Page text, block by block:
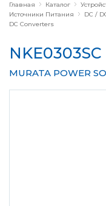
Главная Каталог
Источники Питания
DC /
DC Converters
NKE0303SC
MURATA POWER
Оборудование